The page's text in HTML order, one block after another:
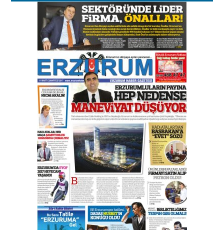
Murat Şahsuvaroğlu ERKON’da
çıtayı yukarı taşırken,
yönetimdekiler aşağı
çekmemeli!
17 Şubat 2026 SalıOrhan BOZKURT
Bir fotoğraf, bir şehir, bir
gazeteci… Dizginler kimin
elinde?
31 Mart 2026 Salı
A. Berhan Yılmaz
BİR BÖLÜM DEĞİL, BİR ÖMÜR
SEÇİYORSUNUZ… “NEDEN
ATATÜRK ÜNİVERSİTESİ?”
28 Temmuz 2026 Salı
Ahmet Gökhan YAZICI
Ahmed Yesevi’den bir Alperen…
”Reisimiz” idi… Hakka yürüdü.!
26 Mart 2026 Perşembe
Cem Bakırcı
Ardında bıraktığı hatıralarıyla
gönül adamı Faruk Terzioğlu!
13 Mayıs 2026 Çarşamba